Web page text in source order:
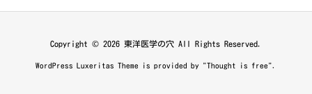
Copyright © 2026 東洋医学の穴 All Rights Reserved.
WordPress Luxeritas Theme is provided by "Thought is free".